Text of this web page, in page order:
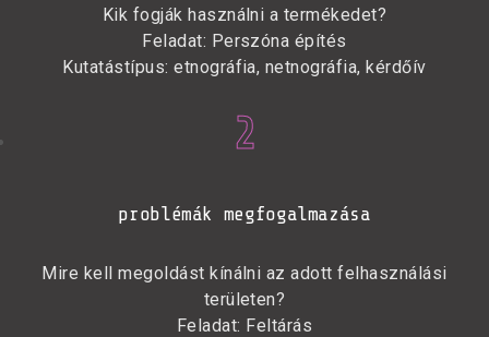
Kik fogják használni a termékedet?
Feladat: Perszóna építés
Kutatástípus: etnográfia, netnográfia, kérdőív
2
problémák megfogalmazása
Mire kell megoldást kínálni az adott felhasználási
területen?
Feladat: Feltárás